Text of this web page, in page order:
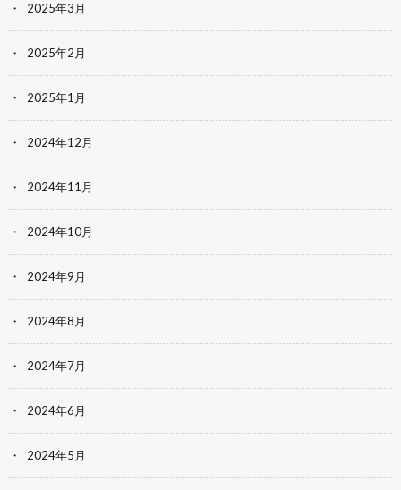
2025年3月
2025年2月
2025年1月
2024年12月
2024年11月
2024年10月
2024年9月
2024年8月
2024年7月
2024年6月
2024年5月